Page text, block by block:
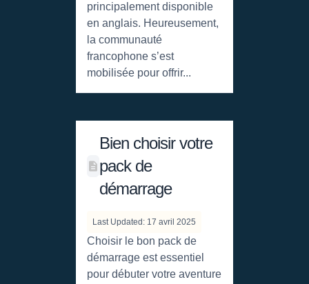
principalement disponible
en anglais. Heureusement,
la communauté
francophone s’est
mobilisée pour offrir...
Bien choisir votre
pack de
démarrage
Last Updated: 17 avril 2025
Choisir le bon pack de
démarrage est essentiel
pour débuter votre aventure